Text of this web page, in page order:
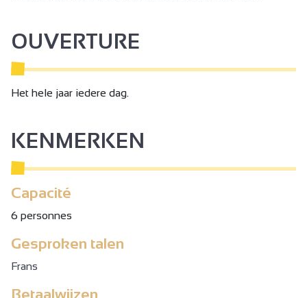
OUVERTURE
Het hele jaar iedere dag.
KENMERKEN
Capacité
6 personnes
Gesproken talen
Frans
Betaalwijzen